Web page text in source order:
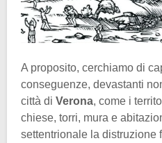
A proposito, cerchiamo di
conseguenze, devastanti
città di Verona, come i
chiese, torri, mura e
settentrionale la distruzione